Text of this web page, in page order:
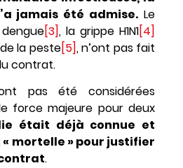
jamais été admise. Le
[3], la grippe H1N1[4]
la peste[5], n’ont pas fait
contrat.
pas été considérées
force majeure pour deux
était déjà connue et
« mortelle » pour justifier
.